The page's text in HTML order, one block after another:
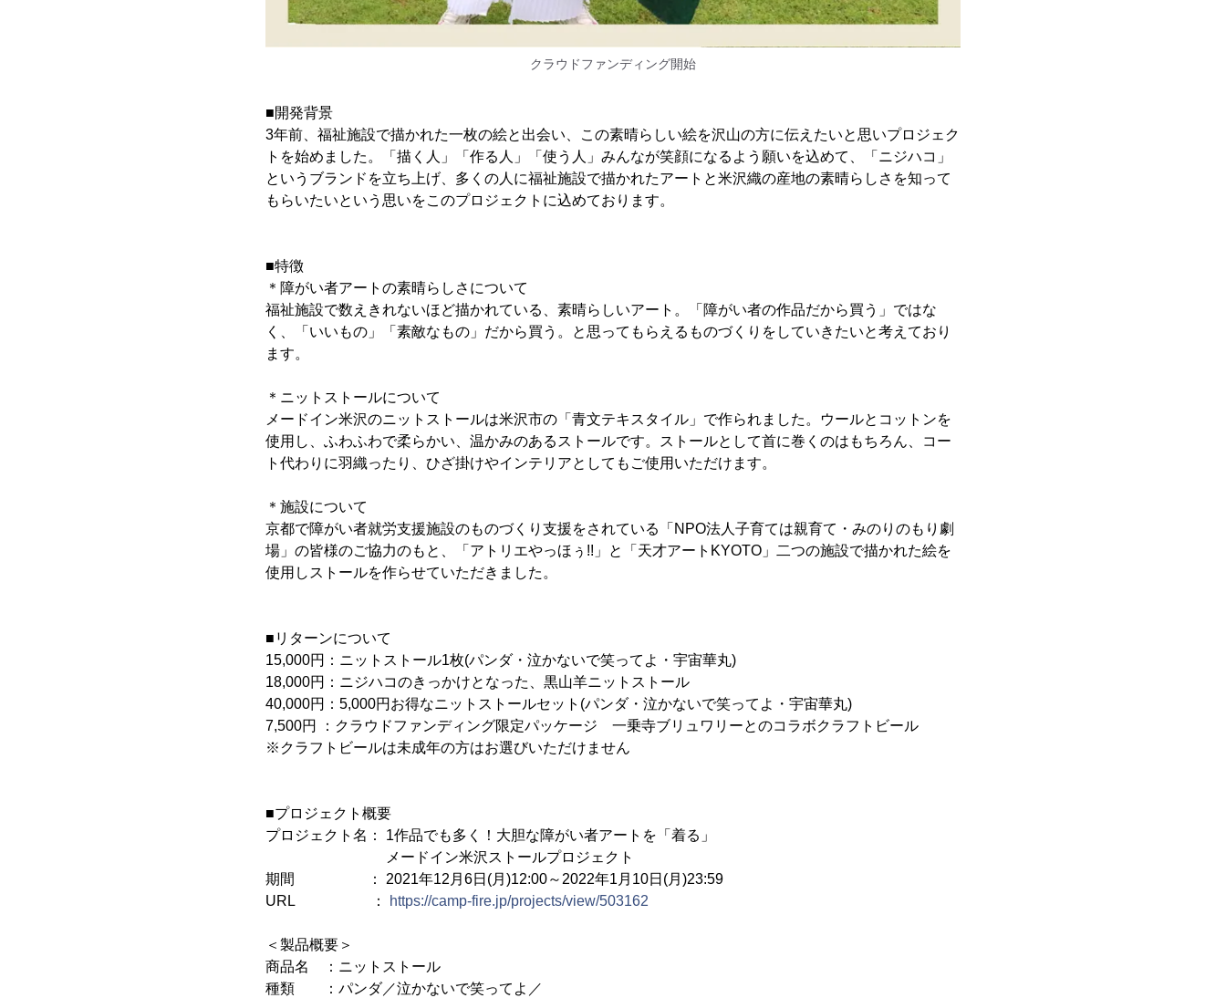
クラウドファンディング開始
■開発背景
3年前、福祉施設で描かれた一枚の絵と出会い、この素晴らしい絵を沢山の方に伝えたいと思いプロジェク
トを始めました。「描く人」「作る人」「使う人」みんなが笑顔になるよう願いを込めて、「ニジハコ」
というブランドを立ち上げ、多くの人に福祉施設で描かれたアートと米沢織の産地の素晴らしさを知って
もらいたいという思いをこのプロジェクトに込めております。
■特徴
＊障がい者アートの素晴らしさについて
福祉施設で数えきれないほど描かれている、素晴らしいアート。「障がい者の作品だから買う」ではな
く、「いいもの」「素敵なもの」だから買う。と思ってもらえるものづくりをしていきたいと考えており
ます。
＊ニットストールについて
メードイン米沢のニットストールは米沢市の「青文テキスタイル」で作られました。ウールとコットンを
使用し、ふわふわで柔らかい、温かみのあるストールです。ストールとして首に巻くのはもちろん、コー
ト代わりに羽織ったり、ひざ掛けやインテリアとしてもご使用いただけます。
＊施設について
京都で障がい者就労支援施設のものづくり支援をされている「NPO法人子育ては親育て・みのりのもり劇
場」の皆様のご協力のもと、「アトリエやっほぅ!!」と「天才アートKYOTO」二つの施設で描かれた絵を
使用しストールを作らせていただきました。
■リターンについて
15,000円：ニットストール1枚(パンダ・泣かないで笑ってよ・宇宙華丸)
18,000円：ニジハコのきっかけとなった、黒山羊ニットストール
40,000円：5,000円お得なニットストールセット(パンダ・泣かないで笑ってよ・宇宙華丸)
7,500円 ：クラウドファンディング限定パッケージ 一乗寺ブリュワリーとのコラボクラフトビール
※クラフトビールは未成年の方はお選びいただけません
■プロジェクト概要
プロジェクト名： 1作品でも多く！大胆な障がい者アートを「着る」
メードイン米沢ストールプロジェクト
期間 ： 2021年12月6日(月)12:00～2022年1月10日(月)23:59
URL ：
https://camp-fire.jp/projects/view/503162
＜製品概要＞
商品名 ：ニットストール
種類 ：パンダ／泣かないで笑ってよ／